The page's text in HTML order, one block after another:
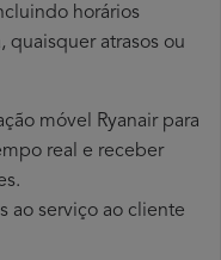
horários
quaisquer atrasos ou
móvel Ryanair para
real e receber
ao serviço ao cliente